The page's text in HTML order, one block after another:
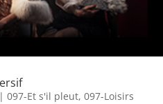
| 097-Et s'il pleut, 097-Loisirs